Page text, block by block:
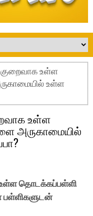
உள்ள
உள்ள
உள்ள
அருகாமையில்
தொடக்கப்பள்ளி